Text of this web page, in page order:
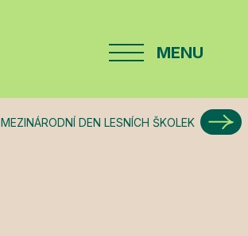
MENU
MEZINÁRODNÍ DEN LESNÍCH ŠKOLEK